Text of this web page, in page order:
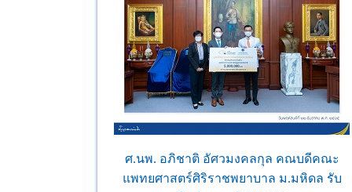
ศ.นพ. อภิชาติ อัศวมงคลกุล คณบดีคณะ
แพทยศาสตร์ศิริราชพยาบาล ม.มหิดล รับ